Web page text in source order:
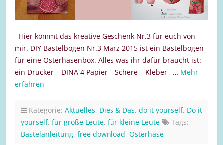
Hier kommt das kreative Geschenk Nr.3 für euch von
mir. DIY Bastelbogen Nr.3 März 2015 ist ein Bastelbogen
für eine Osterhasenbox. Alles was ihr dafür braucht ist: –
ein Drucker – DINA 4 Papier – Schere – Kleber –… Mehr
erfahren
Kategorie: Aktuelles, Dies & Das, do it yourself, Do it
yourself, für große Leute, für kleine Leute
Tags:
Bastelanleitung, free download, Osterhase